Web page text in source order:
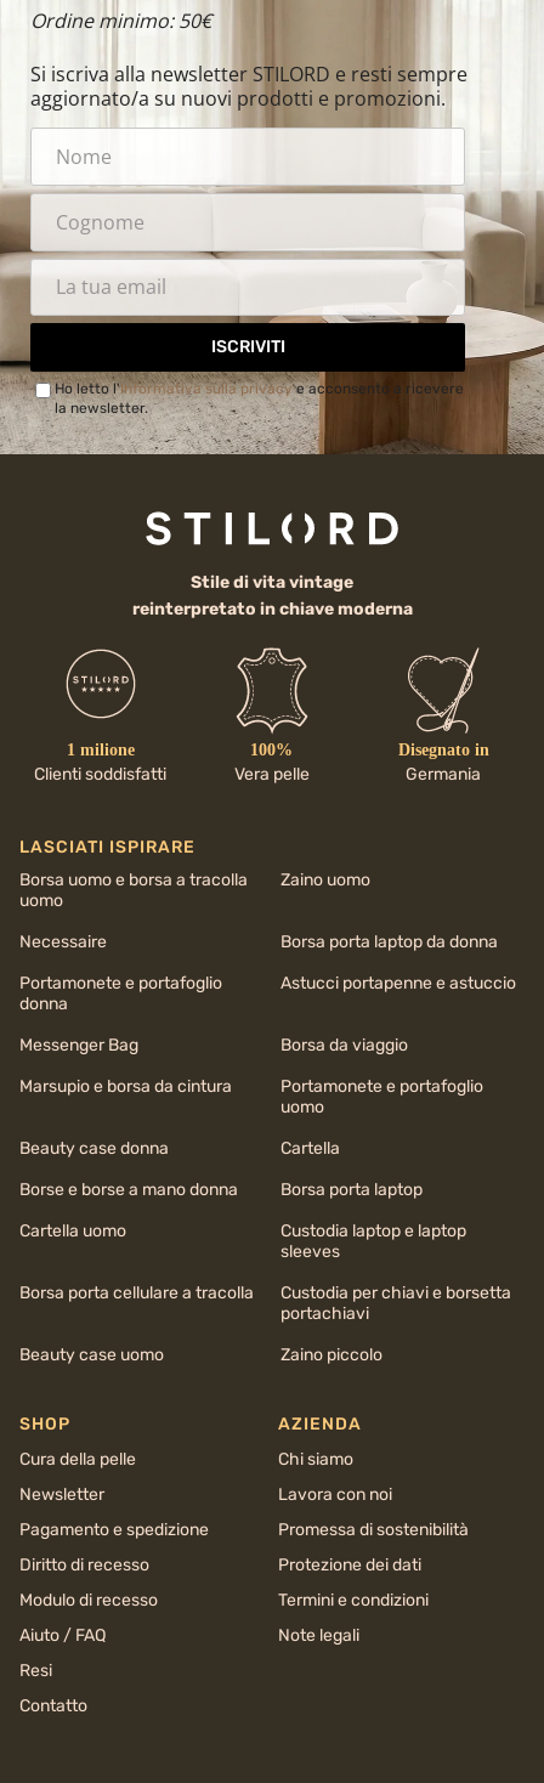
Ordine minimo: 50€
Si iscriva alla newsletter STILORD e resti sempre
aggiornato/a su nuovi prodotti e promozioni.
ISCRIVITI
Ho letto l'Informativa sulla privacye acconsento a ricevere
la newsletter.
Stile di vita vintage
reinterpretato in chiave moderna
1 milione
Clienti soddisfatti
100%
Vera pelle
Disegnato in
Germania
LASCIATI ISPIRARE
Borsa uomo e borsa a tracolla
uomo
Zaino uomo
Necessaire
Borsa porta laptop da donna
Portamonete e portafoglio
donna
Astucci portapenne e astuccio
Messenger Bag
Borsa da viaggio
Marsupio e borsa da cintura
Portamonete e portafoglio
uomo
Beauty case donna
Cartella
Borse e borse a mano donna
Borsa porta laptop
Cartella uomo
Custodia laptop e laptop
sleeves
Borsa porta cellulare a tracolla
Custodia per chiavi e borsetta
portachiavi
Beauty case uomo
Zaino piccolo
SHOP
Cura della pelle
Newsletter
Pagamento e spedizione
Diritto di recesso
Modulo di recesso
Aiuto / FAQ
Resi
Contatto
AZIENDA
Chi siamo
Lavora con noi
Promessa di sostenibilità
Protezione dei dati
Termini e condizioni
Note legali